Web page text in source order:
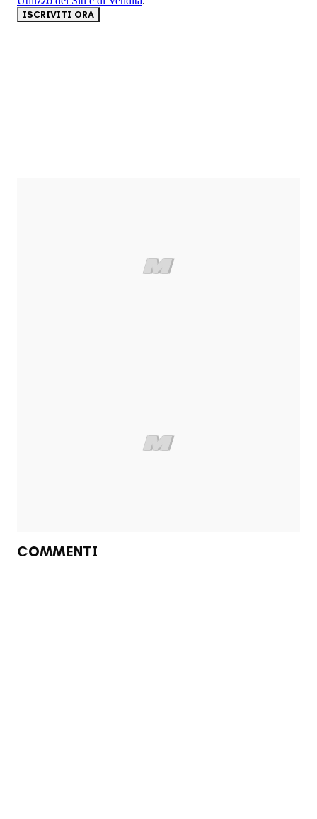
ISCRIVITI ORA
COMMENTI